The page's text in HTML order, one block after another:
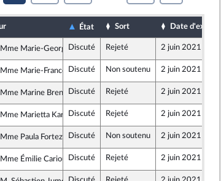
État Sort Date d'examen
démocrate et républicaine
Mme Marie-George Buffet
Discuté Rejeté 2 juin 2021
inscrit
Mme Marie-France Lorho
Discuté Non soutenu 2 juin 2021
Républicains
Mme Marine BrenierDiscuté Rejeté 2 juin 2021
et apparentés
Mme Marietta Karamanli
Discuté Rejeté 2 juin 2021
inscrit
Mme Paula Forteza Discuté Non soutenu 2 juin 2021
inscrit
Mme Émilie Cariou Discuté Rejeté 2 juin 2021